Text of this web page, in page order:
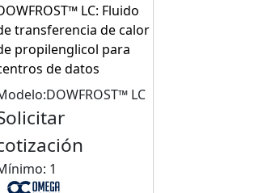
LC: Fluido
transferencia de calor
propilenglicol para
de datos
LC
1